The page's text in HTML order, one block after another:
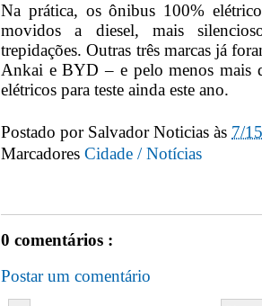
Na prática, os ônibus 100%
movidos a diesel, mais
trepidações. Outras três marcas já
Ankai e BYD – e pelo menos mais
elétricos para teste ainda este ano.
Postado por Salvador Noticias às 7/
Marcadores Cidade / Notícias
0 comentários :
Postar um comentário